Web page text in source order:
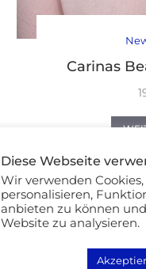
Carinas
Diese Webseite
Wir verwenden
personalisieren,
anbieten zu können
Website zu analysieren.